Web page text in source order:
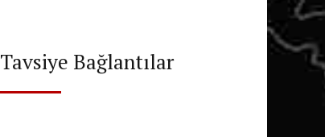
Tavsiye Bağlantılar